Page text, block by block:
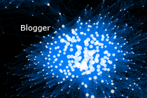
h
: